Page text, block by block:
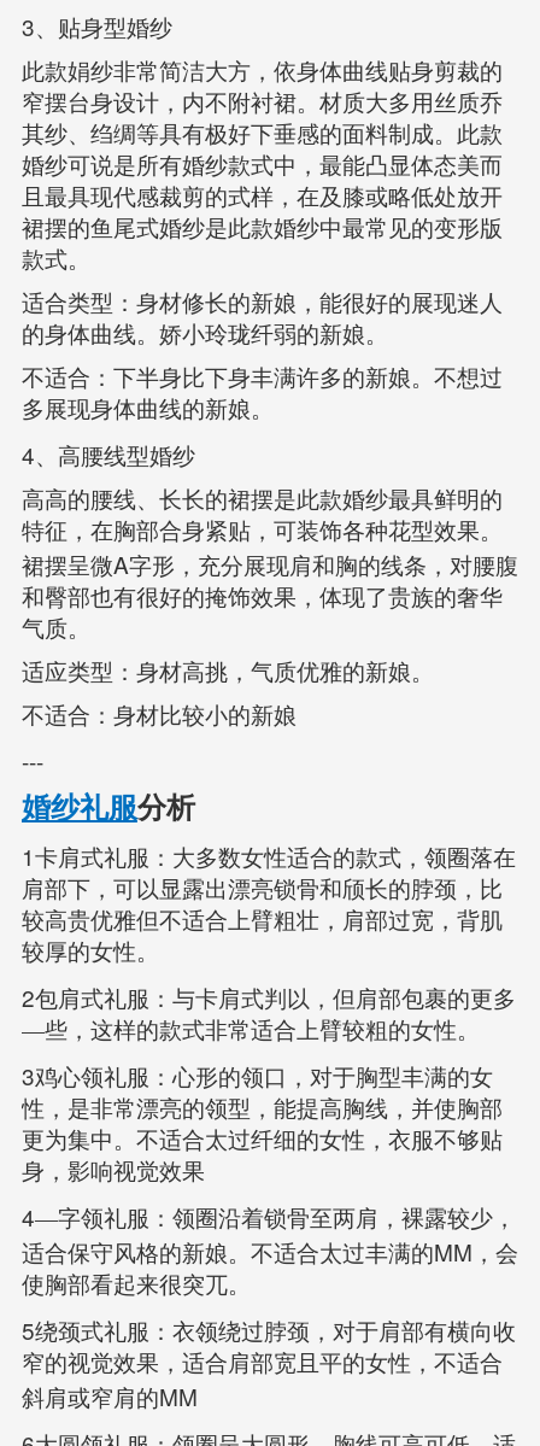
3、贴身型婚纱
此款娟纱非常简洁大方，依身体曲线贴身剪裁的
窄摆台身设计，内不附衬裙。材质大多用丝质乔
其纱、绉绸等具有极好下垂感的面料制成。此款
婚纱可说是所有婚纱款式中，最能凸显体态美而
且最具现代感裁剪的式样，在及膝或略低处放开
裙摆的鱼尾式婚纱是此款婚纱中最常见的变形版
款式。
适合类型：身材修长的新娘，能很好的展现迷人
的身体曲线。娇小玲珑纤弱的新娘。
不适合：下半身比下身丰满许多的新娘。不想过
多展现身体曲线的新娘。
4、高腰线型婚纱
高高的腰线、长长的裙摆是此款婚纱最具鲜明的
特征，在胸部合身紧贴，可装饰各种花型效果。
裙摆呈微A字形，充分展现肩和胸的线条，对腰腹
和臀部也有很好的掩饰效果，体现了贵族的奢华
气质。
适应类型：身材高挑，气质优雅的新娘。
不适合：身材比较小的新娘
---
婚纱礼服分析
1卡肩式礼服：大多数女性适合的款式，领圈落在
肩部下，可以显露出漂亮锁骨和颀长的脖颈，比
较高贵优雅但不适合上臂粗壮，肩部过宽，背肌
较厚的女性。
2包肩式礼服：与卡肩式判以，但肩部包裹的更多
—些，这样的款式非常适合上臂较粗的女性。
3鸡心领礼服：心形的领口，对于胸型丰满的女
性，是非常漂亮的领型，能提高胸线，并使胸部
更为集中。不适合太过纤细的女性，衣服不够贴
身，影响视觉效果
4—字领礼服：领圈沿着锁骨至两肩，裸露较少，
适合保守风格的新娘。不适合太过丰满的MM ，会
使胸部看起来很突兀。
5绕颈式礼服：衣领绕过脖颈，对于肩部有横向收
窄的视觉效果，适合肩部宽且平的女性，不适合
斜肩或窄肩的MM